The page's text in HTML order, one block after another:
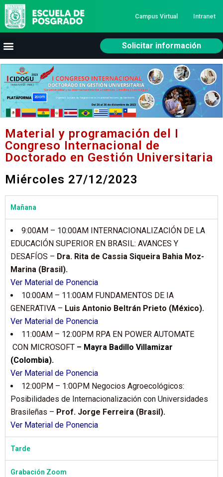
Campus Virtual Intranet
Solicitar información
New Layer
Material y programación del I
Congreso Internacional de
Doctorado en Gestión Universitaria
Miércoles 27/12/2023
Mañana
9:00AM – 10:00AM I
NTERNACIONALIZACIÓN DE LA
EDUCACIÓN SUPERIOR EN BRASIL: AVANCES Y
DESAFÍOS – Dra. Rita de Cassia Siqueira Bahia Moz-
Marina (Brasil).
Ver Material de Ponencia
10:00AM – 11:00AM FUNDAMENTOS DE IA
GENERATIVA – Luis Antonio Beltrán Prieto (México).
Ver Material de Ponencia
11:00AM – 12:00PM RPA EN POWER AUTOMATE
CON MICROSOFT – Mayra Badillo Villamizar
(Colombia).
Ver Material de Ponencia
12:00PM – 1:00PM Negocios Agroecológicos:
Posibilidades de Internacionalización con Universidades
Brasileñas – Prof. Jorge Ferreira (Brasil).
Ver Material de Ponencia
Tarde
Grabación Zoom